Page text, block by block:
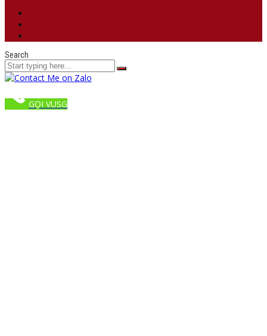
Search
GỌI VUSG